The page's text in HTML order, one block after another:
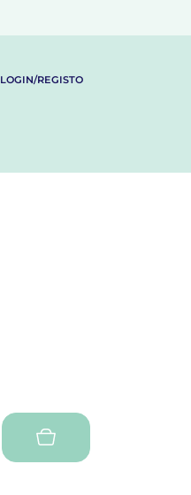
LOGIN/REGISTO